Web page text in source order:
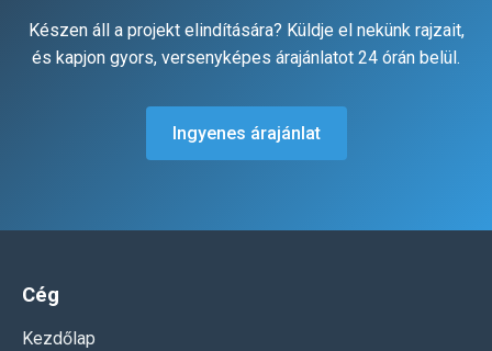
Készen áll a projekt elindítására? Küldje el nekünk rajzait,
és kapjon gyors, versenyképes árajánlatot 24 órán belül.
Ingyenes árajánlat
Cég
Kezdőlap